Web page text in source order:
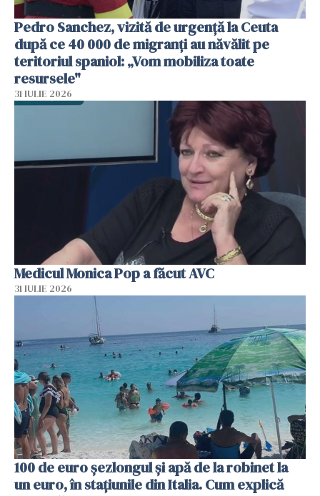
Pedro Sanchez, vizită de urgență la Ceuta
după ce 40 000 de migranți au năvălit pe
teritoriul spaniol: „Vom mobiliza toate
resursele"
31 IULIE 2026
Medicul Monica Pop a făcut AVC
31 IULIE 2026
100 de euro șezlongul și apă de la robinet la
un euro, în stațiunile din Italia. Cum explică